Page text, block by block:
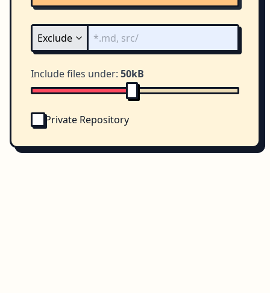
Include files under: 50kB
Private Repository